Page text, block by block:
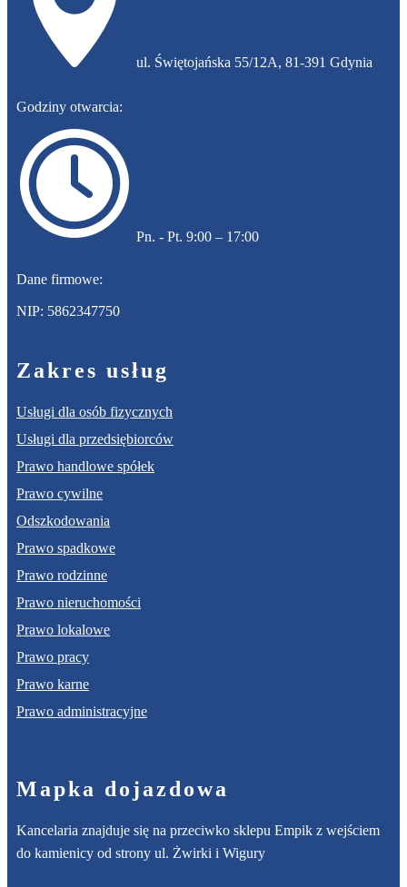
​ul. Świętojańska 55/12A, 81-391 Gdynia
Godziny otwarcia:
​Pn. - Pt. 9:00 – 17:00
Dane firmowe:
NIP: 5862347750
Zakres usług
Usługi dla osób fizycznych
Usługi dla przedsiębiorców
Prawo handlowe spółek
Prawo cywilne
Odszkodowania
Prawo spadkowe
Prawo rodzinne
Prawo nieruchomości
Prawo lokalowe
Prawo pracy
Prawo karne
Prawo administracyjne
Mapka dojazdowa
Kancelaria znajduje się na przeciwko sklepu Empik z wejściem
do kamienicy od strony ul. Żwirki i Wigury